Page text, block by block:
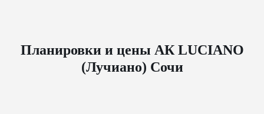
Планировки и цены АК LUCIANO
(Лучиано) Сочи